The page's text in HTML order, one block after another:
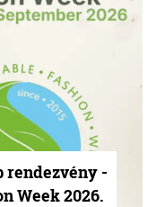
rendezvény -
Week 2026.